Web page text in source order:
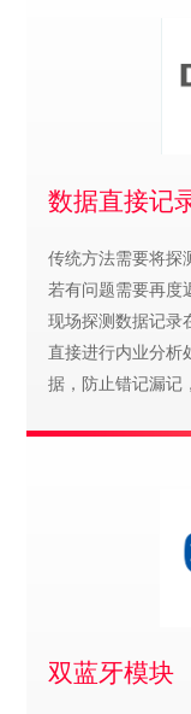
数据直接记
传统方法需要将探
若有问题需要再度
现场探测数据记录
直接进行内业分析
据，防止错记漏记
双蓝牙模块